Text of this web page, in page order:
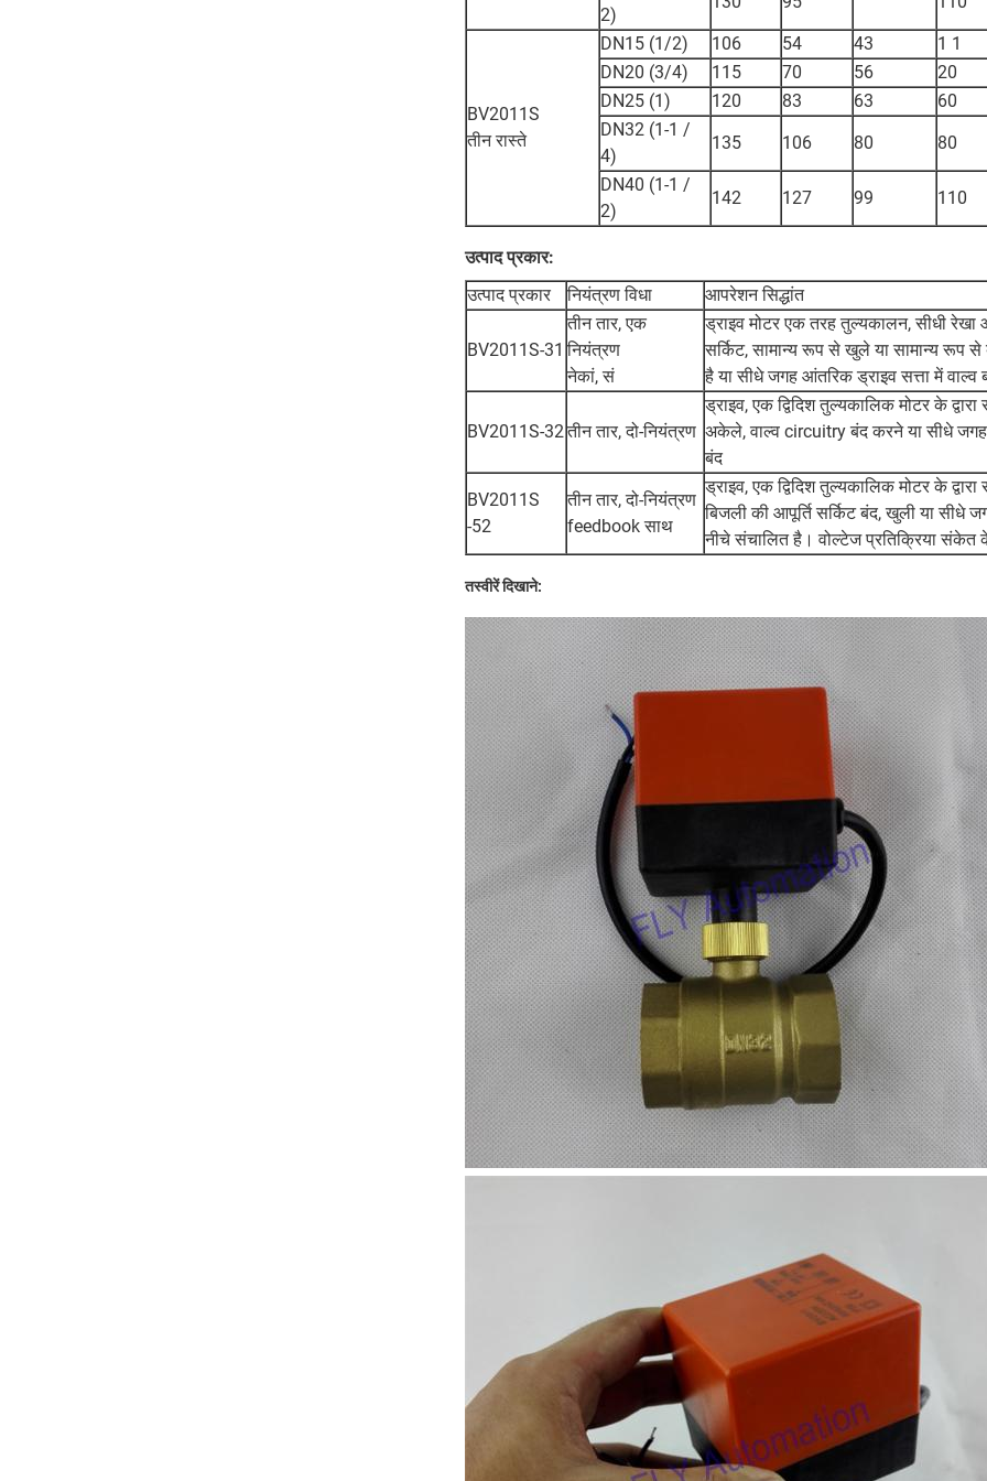
2)
BV2011S
तीन रास्ते
DN15 (1/2) 106 54 43
1 1
DN20 (3/4)
115 70 56
20
DN25 (1)
120 83 63
60
DN32 (1-1 /
4)
135 106 80
80
DN40 (1-1 /
2)
142 127 99 110
उत्पाद प्रकार:
उत्पाद प्रकार
नियंत्रण विधा आपरेशन सिद्धांत
BV2011S-31
तीन तार, एक
नियंत्रण
नेकां, सं
ड्राइव मोटर एक तरह तुल्यकालन, सीधी
सर्किट, सामान्य रूप से खुले या सामान्य रूप
है या सीधे जगह आंतरिक ड्राइव सत्ता में वाल्व
BV2011S-32तीन तार, दो-नियंत्रण
ड्राइव, एक द्विदिश तुल्यकालिक मोटर के
अकेले, वाल्व circuitry बंद करने या सीधे जगह
बंद
BV2011S
-52
तीन तार, दो-नियंत्रण
feedbook साथ
ड्राइव, एक द्विदिश तुल्यकालिक मोटर के
बिजली की आपूर्ति सर्किट बंद, खुली या सीधे
नीचे संचालित है। वोल्टेज प्रतिक्रिया संकेत
तस्वीरें दिखाने: